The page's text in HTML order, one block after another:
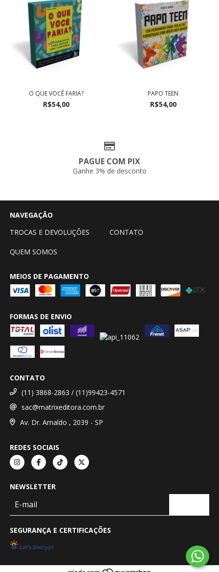
O QUE VOCÊ FARIA?
R$54,00
PAPO TEEN
R$54,00
PAGUE COM PIX
Ganhe 3% de desconto
NAVEGAÇÃO
TROCAS E DEVOLUÇÔES
CONTATO
QUEM SOMOS
MEIOS DE PAGAMENTO
FORMAS DE ENVIO
CONTATO
(11) 3868-2863 / (11)99423-4571
sac@matrixeditora.com.br
Av. Dr. Arnaldo , 2039 - SP
REDES SOCIAIS
NEWSLETTER
SEGURANÇA E CERTIFICAÇÕES